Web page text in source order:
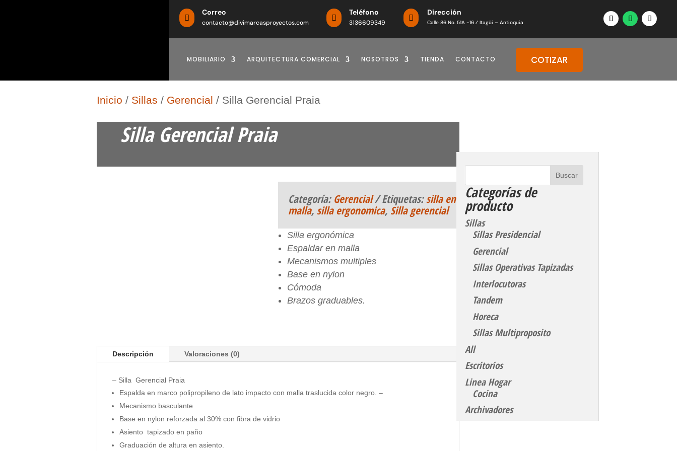

Correo
contacto@divimarcasproyectos.com 
Teléfono
3136609349 
Dirección
Calle 86 No. 51A -16 ⁄ Itagüi – Antioquia
MOBILIARIO ARQUITECTURA COMERCIAL NOSOTROS TIENDA CONTACTO COTIZAR
Inicio / Sillas / Gerencial / Silla Gerencial Praia
Silla Gerencial Praia
Categoría: Gerencial Etiquetas:silla en
malla, silla ergonomica, Silla gerencial
Silla ergonómica
Espaldar en malla
Mecanismos multiples
Base en nylon
Cómoda
Brazos graduables.
Descripción Valoraciones (0)
– Silla Gerencial Praia
Espalda en marco polipropileno de lato impacto con malla traslucida color negro. –
Mecanismo basculante
Base en nylon reforzada al 30% con fibra de vidrio
Asiento tapizado en paño
Graduación de altura en asiento.
Categorías de
producto
Sillas
Sillas Presidencial
Gerencial
Sillas Operativas Tapizadas
Interlocutoras
Tandem
Horeca
Sillas Multiproposito
All
Escritorios
Linea Hogar
Cocina
Archivadores